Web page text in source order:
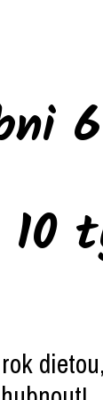
dietou,